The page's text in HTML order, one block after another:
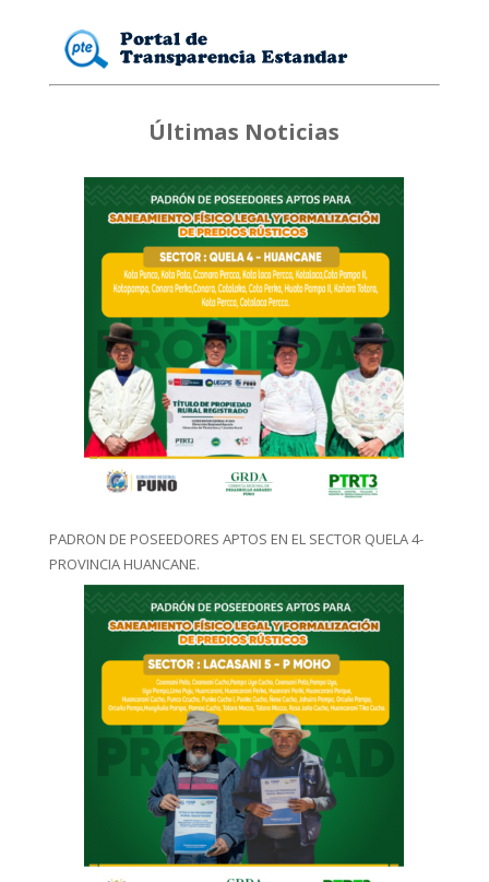
Últimas Noticias
PADRON DE POSEEDORES APTOS EN EL SECTOR QUELA 4-
PROVINCIA HUANCANE.